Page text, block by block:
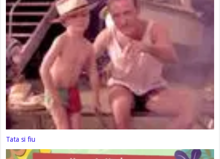
Tata si fiu